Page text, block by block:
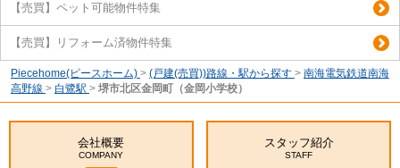
【売買】ペット可能物件特集
【売買】リフォーム済物件特集
Piecehome(ピースホーム) > (戸建(売買))路線・駅から探す > 南海電気鉄道南海
高野線 > 白鷺駅 > 堺市北区金岡町（金岡小学校）
会社概要
COMPANY
スタッフ紹介
STAFF